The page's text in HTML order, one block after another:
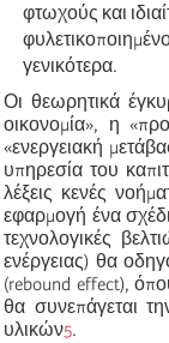
φτωχούς και
γενικότερα.
Οι θεωρητικά
οικονομία», η
«ενεργειακή
υπηρεσία του
λέξεις κενές
εφαρμογή ένα
τεχνολογικές
ενέργειας) θα
(rebound effect),
θα συνεπάγεται
υλικών5.